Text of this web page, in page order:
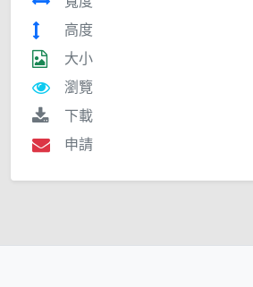
高度
大小
瀏覽
下載
申請